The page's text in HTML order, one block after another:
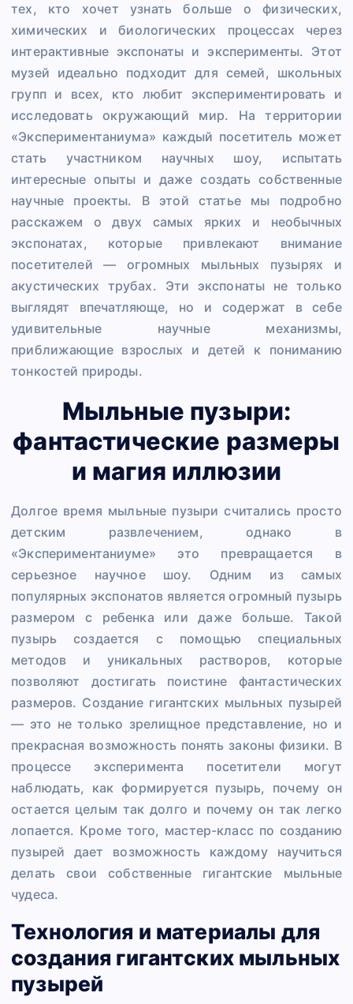
тех, кто хочет узнать больше о физических,
химических и биологических процессах через
интерактивные экспонаты и эксперименты. Этот
музей идеально подходит для семей, школьных
групп и всех, кто любит экспериментировать и
исследовать окружающий мир. На территории
«Экспериментаниума» каждый посетитель может
стать участником научных шоу, испытать
интересные опыты и даже создать собственные
научные проекты. В этой статье мы подробно
расскажем о двух самых ярких и необычных
экспонатах, которые привлекают внимание
посетителей — огромных мыльных пузырях и
акустических трубах. Эти экспонаты не только
выглядят впечатляюще, но и содержат в себе
удивительные научные механизмы,
приближающие взрослых и детей к пониманию
тонкостей природы.
Мыльные пузыри:
фантастические размеры
и магия иллюзии
Долгое время мыльные пузыри считались просто
детским развлечением, однако в
«Экспериментаниуме» это превращается в
серьезное научное шоу. Одним из самых
популярных экспонатов является огромный пузырь
размером с ребенка или даже больше. Такой
пузырь создается с помощью специальных
методов и уникальных растворов, которые
позволяют достигать поистине фантастических
размеров. Создание гигантских мыльных пузырей
— это не только зрелищное представление, но и
прекрасная возможность понять законы физики. В
процессе эксперимента посетители могут
наблюдать, как формируется пузырь, почему он
остается целым так долго и почему он так легко
лопается. Кроме того, мастер-класс по созданию
пузырей дает возможность каждому научиться
делать свои собственные гигантские мыльные
чудеса.
Технология и материалы для
создания гигантских мыльных
пузырей